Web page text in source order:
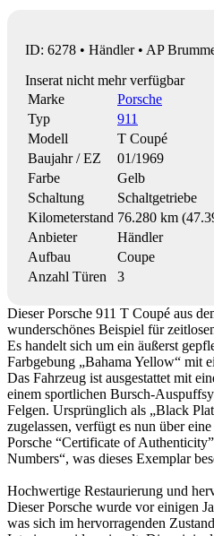
ID: 6278 • Händler • AP
Inserat nicht mehr verfügbar
Marke
Porsche
Typ
911
Modell
T Coupé
Baujahr / EZ
01/1969
Farbe
Gelb
Schaltung
Schaltgetriebe
Kilometerstand 76.280 km
Anbieter
Händler
Aufbau
Coupe
Anzahl Türen
3
Dieser Porsche 911 T Coupé aus
wunderschönes Beispiel für
Es handelt sich um ein äußerst
Farbgebung „Bahama Yellow“ mit
Das Fahrzeug ist ausgestattet mit
einem sportlichen Bursch-
Felgen. Ursprünglich als „Black
zugelassen, verfügt es nun über
Porsche “Certificate of
Numbers“, was dieses Exemplar
Hochwertige Restaurierung und
Dieser Porsche wurde vor einigen
was sich im hervorragenden